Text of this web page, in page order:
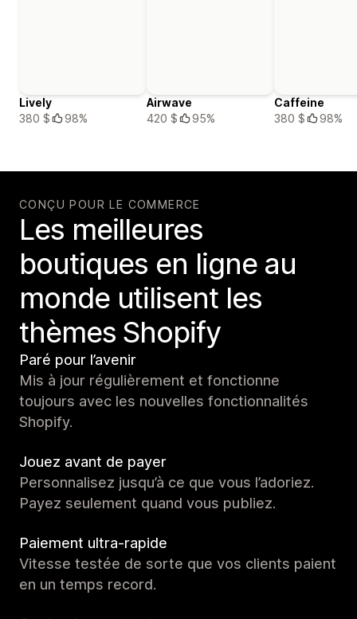
Lively
380 $
98%
Airwave
420 $
95%
Caffeine
380 $
98%
CONÇU POUR LE COMMERCE
Les meilleures
boutiques en ligne au
monde utilisent les
thèmes Shopify
Paré pour l’avenir
Mis à jour régulièrement et fonctionne
toujours avec les nouvelles fonctionnalités
Shopify.
Jouez avant de payer
Personnalisez jusqu’à ce que vous l’adoriez.
Payez seulement quand vous publiez.
Paiement ultra-rapide
Vitesse testée de sorte que vos clients paient
en un temps record.